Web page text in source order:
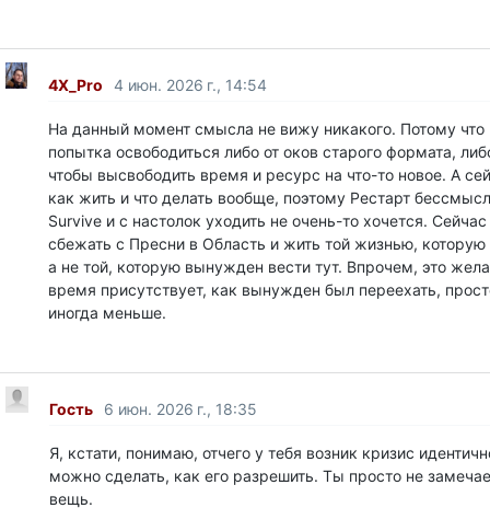
4X_Pro 4 июн. 2026 г., 14:54
На данный момент смысла не вижу никакого. Потому что
попытка освободиться либо от оков старого формата,
чтобы высвободить время и ресурс на что-то новое. А
как жить и что делать вообще, поэтому Рестарт
Survive и с настолок уходить не очень-то хочется.
сбежать с Пресни в Область и жить той жизнью, которую
а не той, которую вынужден вести тут. Впрочем, это
время присутствует, как вынужден был переехать,
иногда меньше.
Гость 6 июн. 2026 г., 18:35
Я, кстати, понимаю, отчего у тебя возник кризис
можно сделать, как его разрешить. Ты просто не
вещь.